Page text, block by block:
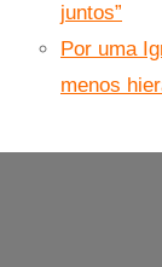
juntos”
Por uma
menos